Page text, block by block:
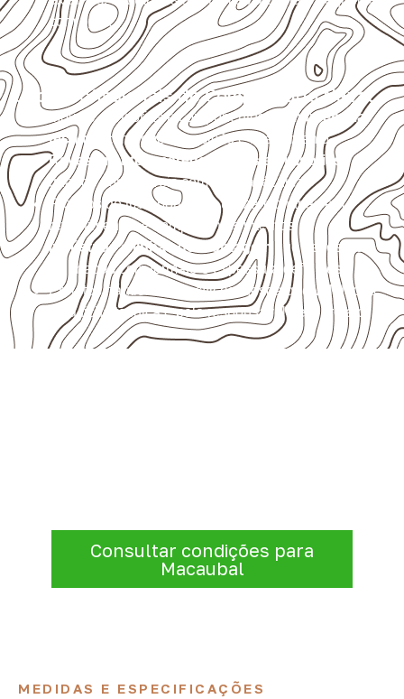
com água.
Usos profissionais do Compensado Naval
Móveis, divisórias e componentes de
marcenaria
técnica
, conforme exposição e acabamento.
Revestimentos, paredes, pisos e divisórias
quando compatíveis com a ficha técnica.
Projetos de transporte que utilizam chapas em
revestimentos e componentes internos.
Indústrias e linhas de montagem
que necessitam
de chapas com formato e espessura definidos.
Projetos náuticos específicos, desde que validados
pela ficha técnica e pelo responsável pelo projeto.
Consultar condições para
Macaubal
MEDIDAS E ESPECIFICAÇÕES